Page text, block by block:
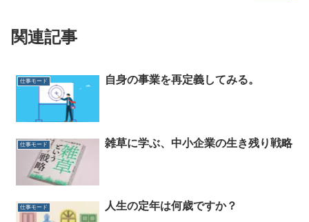
関連記事
仕事モード 自身の事業を再定義してみる。
仕事モード 雑草に学ぶ、中小企業の生き残り戦略
仕事モード 人生の定年は何歳ですか？